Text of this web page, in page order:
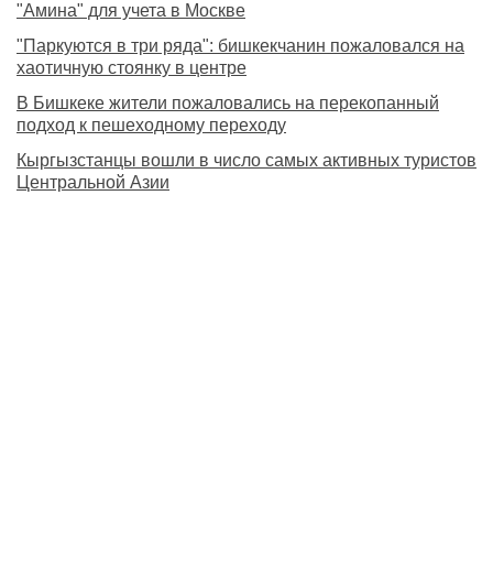
"Амина" для учета в Москве
"Паркуются в три ряда": бишкекчанин пожаловался на
хаотичную стоянку в центре
В Бишкеке жители пожаловались на перекопанный
подход к пешеходному переходу
Кыргызстанцы вошли в число самых активных туристов
Центральной Азии